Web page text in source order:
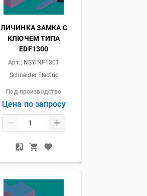
ЛИЧИНКА ЗАМКА С
КЛЮЧЕМ ТИПА
EDF1300
Арт.: NSYINF1301
Schneider Electric
Под производство
Цена по запросу